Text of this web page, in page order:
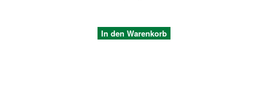
In den Warenkorb